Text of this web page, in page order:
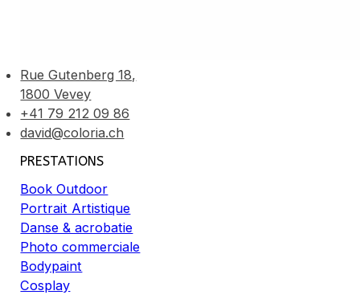
Rue Gutenberg 18,
1800 Vevey
+41 79 212 09 86
david@coloria.ch
PRESTATIONS
Book Outdoor
Portrait Artistique
Danse & acrobatie
Photo commerciale
Bodypaint
Cosplay